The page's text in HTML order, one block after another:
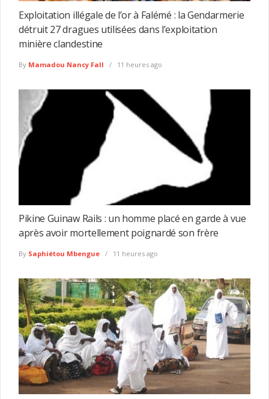
Exploitation illégale de l’or à Falémé : la Gendarmerie
détruit 27 dragues utilisées dans l’exploitation
minière clandestine
By Mamadou Nancy Fall 11 heures ago
Pikine Guinaw Rails : un homme placé en garde à vue
après avoir mortellement poignardé son frère
By Saphiétou Mbengue 11 heures ago